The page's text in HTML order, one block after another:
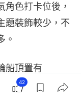
角色打卡位後，
題裝飾較少，不
。
船頂置有
裝飾，而船上座
42